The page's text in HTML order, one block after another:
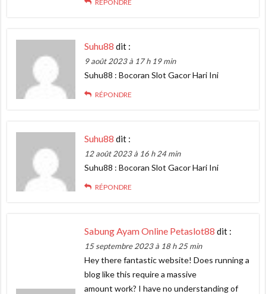
RÉPONDRE
Suhu88 dit :
9 août 2023 à 17 h 19 min
Suhu88 : Bocoran Slot Gacor Hari Ini
RÉPONDRE
Suhu88 dit :
12 août 2023 à 16 h 24 min
Suhu88 : Bocoran Slot Gacor Hari Ini
RÉPONDRE
Sabung Ayam Online Petaslot88 dit :
15 septembre 2023 à 18 h 25 min
Hey there fantastic website! Does running a
blog like this require a massive
amount work? I have no understanding of